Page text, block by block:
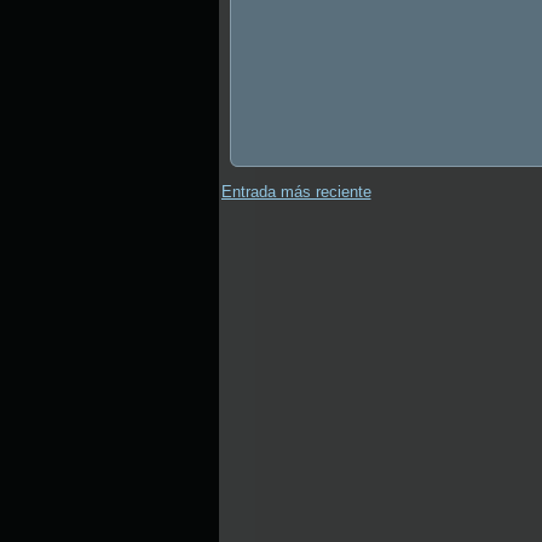
Entrada más reciente